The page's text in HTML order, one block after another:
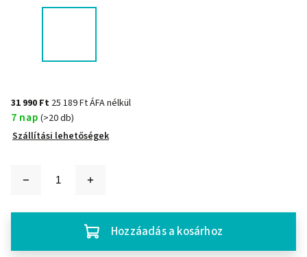
31 990 Ft 25 189 Ft ÁFA nélkül
7 nap (>20 db)
Szállítási lehetőségek
Hozzáadás a kosárhoz